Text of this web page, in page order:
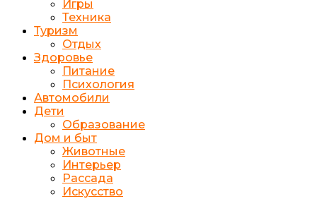
Игры
Техника
Туризм
Отдых
Здоровье
Питание
Психология
Автомобили
Дети
Образование
Дом и быт
Животные
Интерьер
Рассада
Искусство